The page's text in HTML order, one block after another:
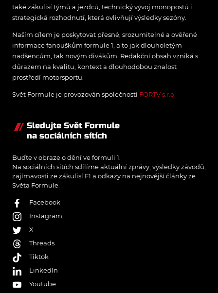
také zákulisí týmů a jezdců, technický vývoj monopostů i
strategická rozhodnutí, která ovlivňují výsledky sezóny.
Naším cílem je poskytovat přesné, srozumitelné a ověřené
informace fanouškům formule 1, a to jak dlouholetým
nadšencům, tak novým divákům. Redakční obsah vzniká s
důrazem na kvalitu, kontext a dlouhodobou znalost
prostředí motorsportu.
Svět Formule je provozován společností FORTV s.r.o.
Sledujte Svět Formule
na sociálních sítích
Buďte v obraze o dění ve formuli 1.
Na sociálních sítích sdílíme aktuální zprávy, výsledky závodů,
zajímavosti ze zákulisí F1 a odkazy na nejnovější články ze
Světa Formule.
Facebook
Instagram
X
Threads
Tiktok
LinkedIn
Youtube